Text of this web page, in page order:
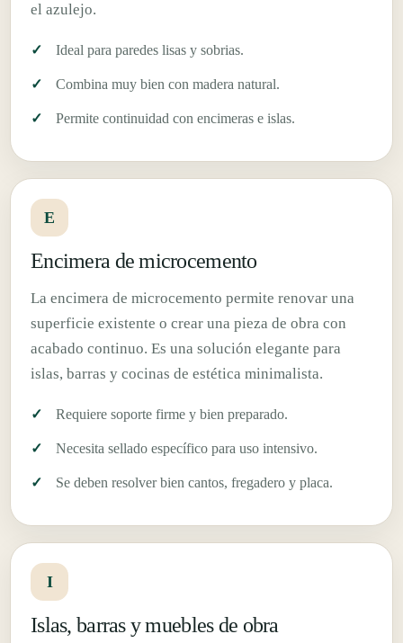
el azulejo.
Ideal para paredes lisas y sobrias.
Combina muy bien con madera natural.
Permite continuidad con encimeras e islas.
E
Encimera de microcemento
La encimera de microcemento permite renovar una
superficie existente o crear una pieza de obra con
acabado continuo. Es una solución elegante para
islas, barras y cocinas de estética minimalista.
Requiere soporte firme y bien preparado.
Necesita sellado específico para uso intensivo.
Se deben resolver bien cantos, fregadero y placa.
I
Islas, barras y muebles de obra